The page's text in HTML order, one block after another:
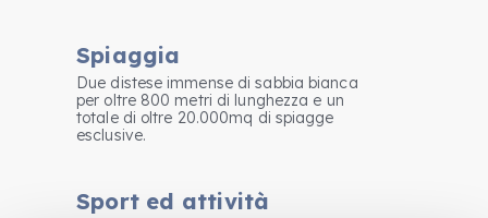
Spiaggia
Due distese immense di sabbia bianca
per oltre 800 metri di lunghezza e un
totale di oltre 20.000mq di spiagge
esclusive.
Sport ed attività